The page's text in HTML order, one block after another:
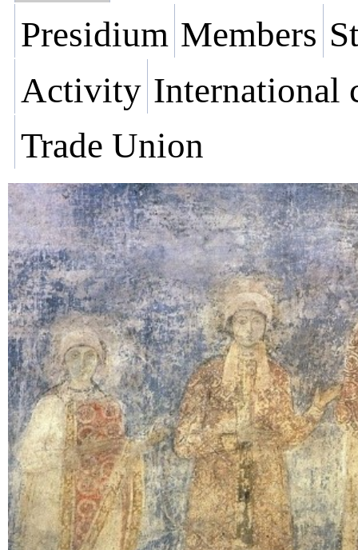
Presidium Members
Activity International
Trade Union